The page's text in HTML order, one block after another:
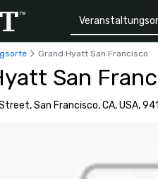
Grand Hyatt San Francisco
San
San Francisco, CA, USA,